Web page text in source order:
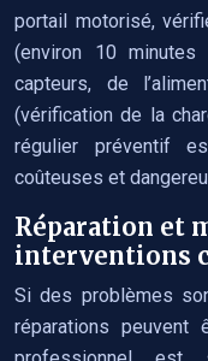
portail motorisé,
(environ 10
capteurs, de
(vérification de la
régulier préventif
coûteuses et
Réparation et
interventions
Si des problèmes
réparations peuvent